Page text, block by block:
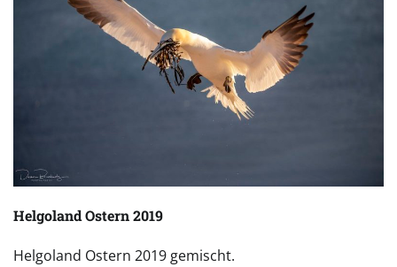
Helgoland Ostern 2019
Helgoland Ostern 2019 gemischt.